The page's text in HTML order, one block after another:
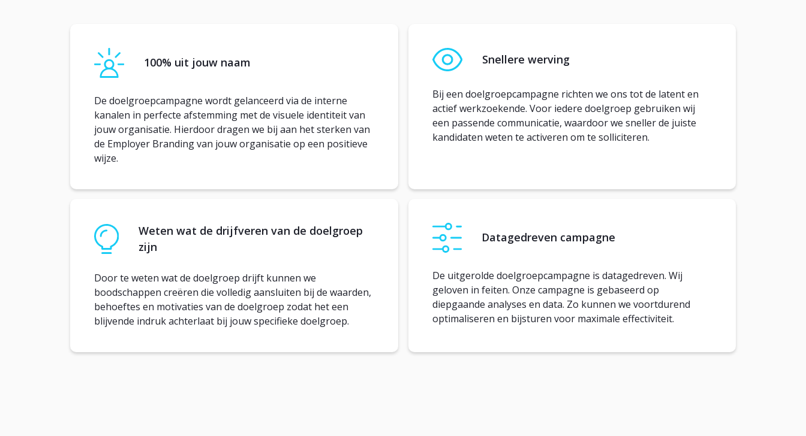
100% uit jouw naam
De doelgroepcampagne wordt gelanceerd via de interne
kanalen in perfecte afstemming met de visuele identiteit van
jouw organisatie. Hierdoor dragen we bij aan het sterken van
de Employer Branding van jouw organisatie op een positieve
wijze.
Snellere werving
Bij een doelgroepcampagne richten we ons tot de latent en
actief werkzoekende. Voor iedere doelgroep gebruiken wij
een passende communicatie, waardoor we sneller de juiste
kandidaten weten te activeren om te solliciteren.
Weten wat de drijfveren van de doelgroep
zijn
Door te weten wat de doelgroep drijft kunnen we
boodschappen creëren die volledig aansluiten bij de waarden,
behoeftes en motivaties van de doelgroep zodat het een
blijvende indruk achterlaat bij jouw specifieke doelgroep.
Datagedreven campagne
De uitgerolde doelgroepcampagne is datagedreven. Wij
geloven in feiten. Onze campagne is gebaseerd op
diepgaande analyses en data. Zo kunnen we voortdurend
optimaliseren en bijsturen voor maximale effectiviteit.